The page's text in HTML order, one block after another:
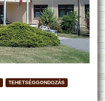
TEHETSÉGGONDOZÁS